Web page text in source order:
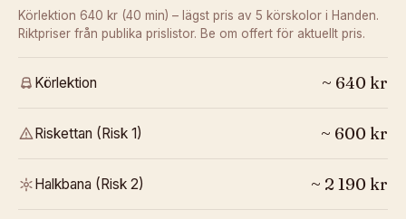
Körlektion 640 kr (40 min) – lägst pris av 5 körskolor i Handen.
Riktpriser från publika prislistor. Be om offert för aktuellt pris.
Körlektion ~ 640 kr
Riskettan (Risk 1) ~ 600 kr
Halkbana (Risk 2) ~ 2 190 kr